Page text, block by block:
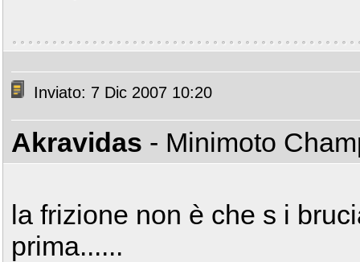
Inviato: 7 Dic 2007 10:20
Akravidas - Minimoto
la frizione non è che s i
prima......